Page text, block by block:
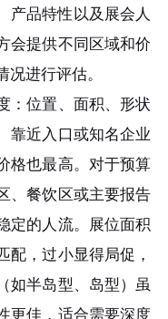
产品特性以及展会人
会提供不同区域和价
进行评估。
位置、面积、形状
靠近入口或知名企业
格也最高。对于预算
、餐饮区或主要报告
定的人流。展位面积
配，过小显得局促，
如半岛型、岛型）虽
更佳，适合需要深度